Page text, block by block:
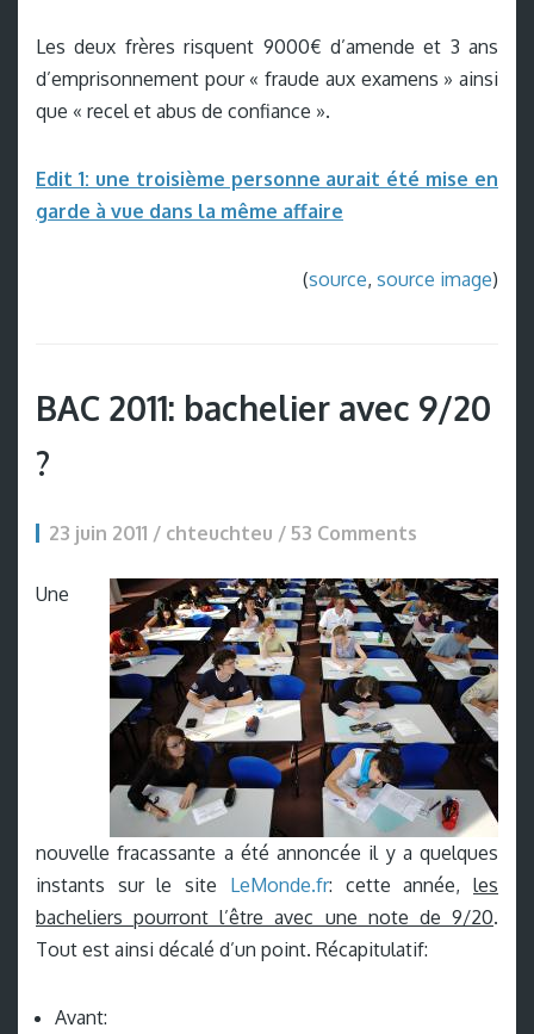
Les deux frères risquent 9000€ d’amende et 3 ans
d’emprisonnement pour « fraude aux examens » ainsi
que « recel et abus de confiance ».
Edit 1: une troisième personne aurait été mise en
garde à vue dans la même affaire
(source, source image)
BAC 2011: bachelier avec 9/20
?
23 juin 2011 / chteuchteu / 53 Comments
Une
nouvelle fracassante a été annoncée il y a quelques
instants sur le site LeMonde.fr: cette année,les
bacheliers pourront l’être avec une note de 9/20.
Tout est ainsi décalé d’un point. Récapitulatif:
Avant: